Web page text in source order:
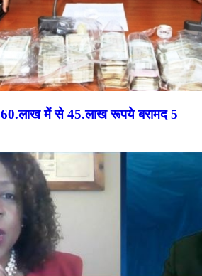
में से 45.लाख रूपये बरामद 5